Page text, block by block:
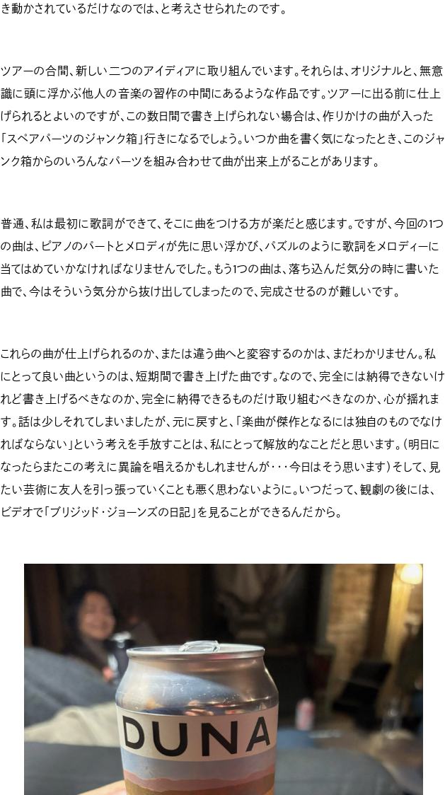
き動かされているだけなのでは、と考えさせられたのです。
ツアーの合間、新しい二つのアイディアに取り組んでいます。それらは、オリジナルと、無意
識に頭に浮かぶ他人の音楽の習作の中間にあるような作品です。ツアーに出る前に仕上
げられるとよいのですが、この数日間で書き上げられない場合は、作りかけの曲が入った
「スペアパーツのジャンク箱」行きになるでしょう。いつか曲を書く気になったとき、このジャ
ンク箱からのいろんなパーツを組み合わせて曲が出来上がることがあります。
普通、私は最初に歌詞ができて、そこに曲をつける方が楽だと感じます。ですが、今回の1つ
の曲は、ピアノのパートとメロディが先に思い浮かび、パズルのように歌詞をメロディーに
当てはめていかなければなりませんでした。もう1つの曲は、落ち込んだ気分の時に書いた
曲で、今はそういう気分から抜け出してしまったので、完成させるのが難しいです。
これらの曲が仕上げられるのか、または違う曲へと変容するのかは、まだわかりません。私
にとって良い曲というのは、短期間で書き上げた曲です。なので、完全には納得できないけ
れど書き上げるべきなのか、完全に納得できるものだけ取り組むべきなのか、心が揺れま
す。話は少しそれてしまいましたが、元に戻すと、「楽曲が傑作となるには独自のものでなけ
ればならない」という考えを手放すことは、私にとって解放的なことだと思います。（明日に
なったらまたこの考えに異論を唱えるかもしれませんが・・・今日はそう思います）そして、見
たい芸術に友人を引っ張っていくことも悪く思わないように。いつだって、観劇の後には、
ビデオで「ブリジッド・ジョーンズの日記」を見ることができるんだから。